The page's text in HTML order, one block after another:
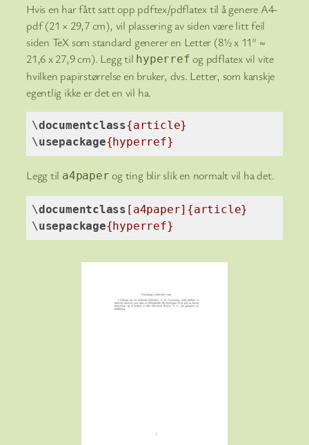
Hvis en har fått satt opp pdftex/pdflatex til å genere A4-
pdf (21 × 29,7 cm), vil plassering av siden være litt feil
siden TeX som standard generer en Letter (8½ x 11″ ≈
21,6 x 27,9 cm). Legg til hyperref og pdflatex vil vite
hvilken papirstørrelse en bruker, dvs. Letter, som kanskje
egentlig ikke er det en vil ha.
\documentclass{article}
\usepackage{hyperref}
Legg til a4paper og ting blir slik en normalt vil ha det.
\documentclass [a4paper] {article}
\usepackage{hyperref}